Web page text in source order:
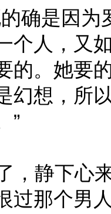
确是因为
个人，又
的。她要
幻想，所
”
静下心
过那个男